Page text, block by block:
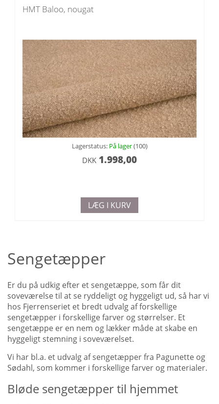
HMT Baloo, nougat
Lagerstatus: På lager(100)
DKK 1.998,00
LÆG I KURV
Sengetæpper
Er du på udkig efter et sengetæppe, som får dit
soveværelse til at se ryddeligt og hyggeligt ud, så har vi
hos Fjerrenseriet et bredt udvalg af forskellige
sengetæpper i forskellige farver og størrelser. Et
sengetæppe er en nem og lækker måde at skabe en
hyggeligt stemning i soveværelset.
Vi har bl.a. et udvalg af sengetæpper fra Pagunette og
Sødahl, som kommer i forskellige farver og materialer.
Bløde sengetæpper til hjemmet